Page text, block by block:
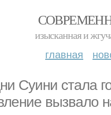
изысканная и
главная
Суини стала
вызвало